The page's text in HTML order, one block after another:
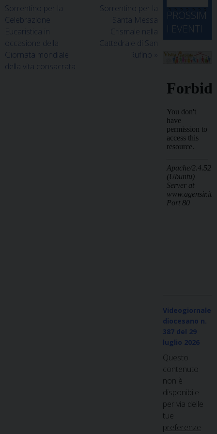
Sorrentino per la
Celebrazione
Eucaristica in
occasione della
Giornata mondiale
della vita consacrata
Sorrentino per la
Santa Messa
Crismale nella
Cattedrale di San
Rufino »
2
4
2
5
2
6
2
7
2
8
2
9
3
0
3
1 1 2 3 4 5 6
PROSSIM
I EVENTI
Videogiornale
diocesano n.
387 del 29
luglio 2026
Questo
contenuto
non è
disponibile
per via delle
tue
preferenze